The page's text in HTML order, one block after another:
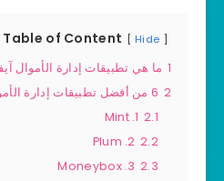
Table of Content Hide
1 ما هي تطبيقات إدارة الأموال
2 6 من أفضل تطبيقات إدارة الأموال لآيفون
2.1
1. Mint
2.2
2. Plum
2.3
3. Moneybox